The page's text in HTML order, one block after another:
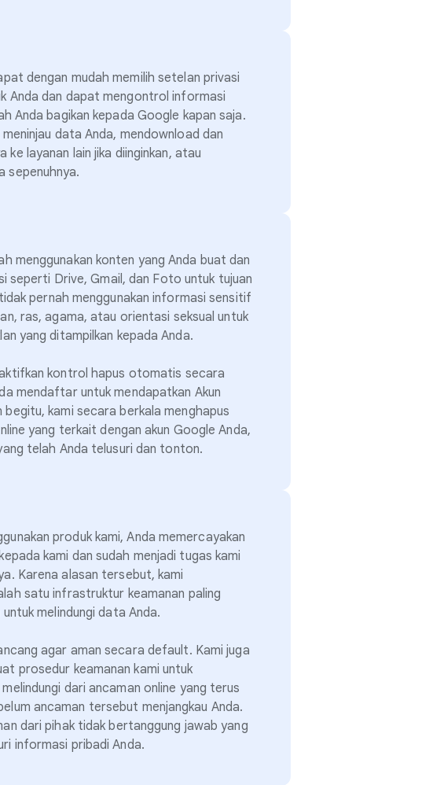
dengan mudah memilih setelan privasi
Anda dan dapat mengontrol informasi
Anda bagikan kepada Google kapan saja.
data Anda, mendownload dan
ke layanan lain jika diinginkan, atau
sepenuhnya.
menggunakan konten yang Anda buat dan
seperti Drive, Gmail, dan Foto untuk tujuan
pernah menggunakan informasi sensitif
ras, agama, atau orientasi seksual untuk
yang ditampilkan kepada Anda.
kontrol hapus otomatis secara
mendaftar untuk mendapatkan Akun
begitu, kami secara berkala menghapus
yang terkait dengan akun Google Anda,
telah Anda telusuri dan tonton.
produk kami, Anda memercayakan
kami dan sudah menjadi tugas kami
Karena alasan tersebut, kami
satu infrastruktur keamanan paling
melindungi data Anda.
agar aman secara default. Kami juga
prosedur keamanan kami untuk
dari ancaman online yang terus
ancaman tersebut menjangkau Anda.
dari pihak tidak bertanggung jawab yang
informasi pribadi Anda.